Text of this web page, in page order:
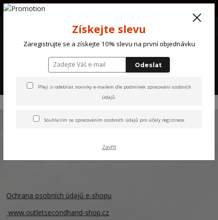
PŘI OBJEDNÁVCE NAD 1000Kč POŠTOVNÉ ZDARMA !!!!
(Po-So) 10 - 18 hod.
Ochrana osobních údajů
Ochrana osobních údajů e-shopu
Ochrana osobních údajů e-shopu
www.outletsecondhand-shop.cz
Získejte slevu
Zaregistrujte se a získejte 10% slevu na první objednávku
Odeslat
Přeji si odebírat novinky e-mailem dle podmínek zpracování osobních
údajů.
Souhlasím se zpracováním osobních údajů pro účely registrace.
Zavřít